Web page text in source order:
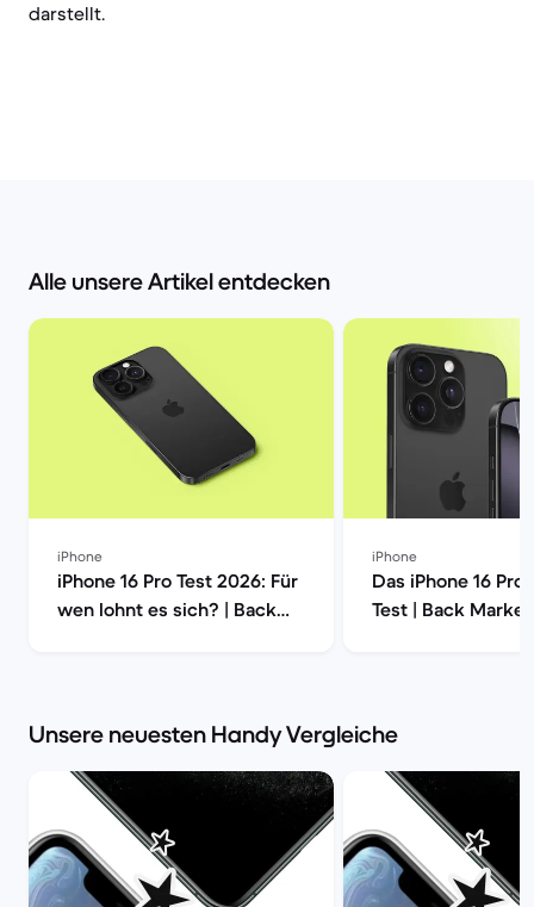
darstellt.
Alle unsere Artikel entdecken
iPhone
iPhone 16 Pro Test 2026: Für
wen lohnt es sich? | Back
iPhone
Das iPhone 16 Pro
Test | Back Market
Unsere neuesten Handy Vergleiche